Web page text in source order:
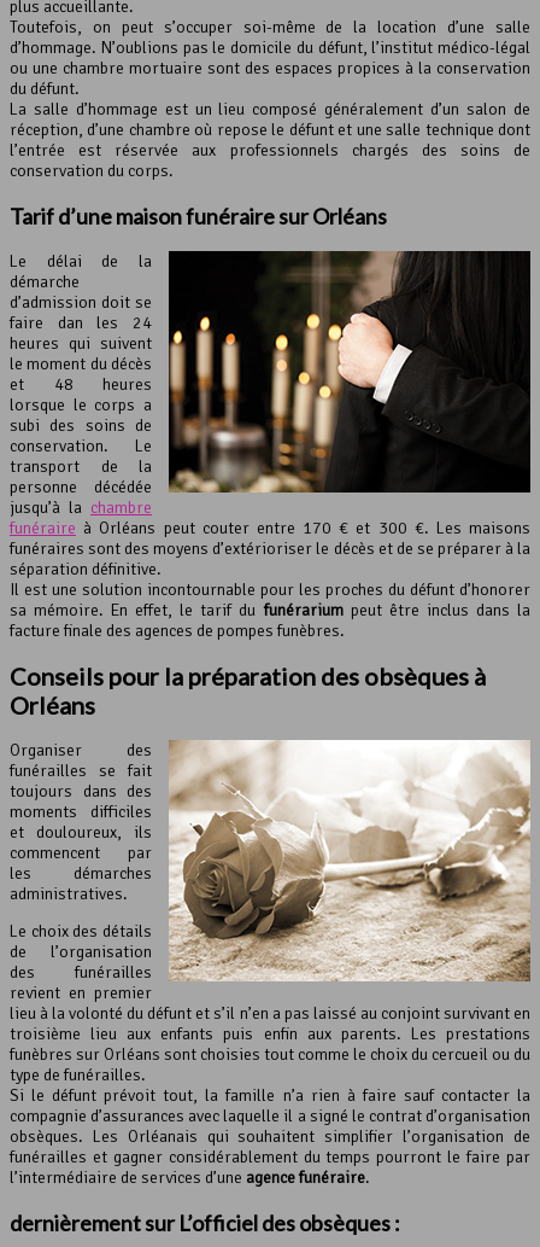
plus accueillante.
Toutefois, on peut s’occuper soi-même de la location d’une salle
d’hommage. N’oublions pas le domicile du défunt, l’institut médico-légal
ou une chambre mortuaire sont des espaces propices à la conservation
du défunt.
La salle d’hommage est un lieu composé généralement d’un salon de
réception, d’une chambre où repose le défunt et une salle technique dont
l’entrée est réservée aux professionnels chargés des soins de
conservation du corps.
Tarif d’une maison funéraire sur Orléans
Le délai de la
démarche
d’admission doit se
faire dan les 24
heures qui suivent
le moment du décès
et 48 heures
lorsque le corps a
subi des soins de
conservation. Le
transport de la
personne décédée
jusqu’à la chambre
funéraire à Orléans peut couter entre 170 € et 300 €. Les maisons
funéraires sont des moyens d’extérioriser le décès et de se préparer à la
séparation définitive.
Il est une solution incontournable pour les proches du défunt d’honorer
sa mémoire. En effet, le tarif dufunérarium peut être inclus dans la
facture finale des agences de pompes funèbres.
Conseils pour la préparation des obsèques à
Orléans
Organiser des
funérailles se fait
toujours dans des
moments difficiles
et douloureux, ils
commencent par
les démarches
administratives.
Le choix des détails
de l’organisation
des funérailles
revient en premier
lieu à la volonté du défunt et s’il n’en a pas laissé au conjoint survivant en
troisième lieu aux enfants puis enfin aux parents. Les prestations
funèbres sur Orléans sont choisies tout comme le choix du cercueil ou du
type de funérailles.
Si le défunt prévoit tout, la famille n’a rien à faire sauf contacter la
compagnie d’assurances avec laquelle il a signé le contrat d’organisation
obsèques. Les Orléanais qui souhaitent simplifier l’organisation de
funérailles et gagner considérablement du temps pourront le faire par
l’intermédiaire de services d’une agence funéraire.
dernièrement sur L’officiel des obsèques :